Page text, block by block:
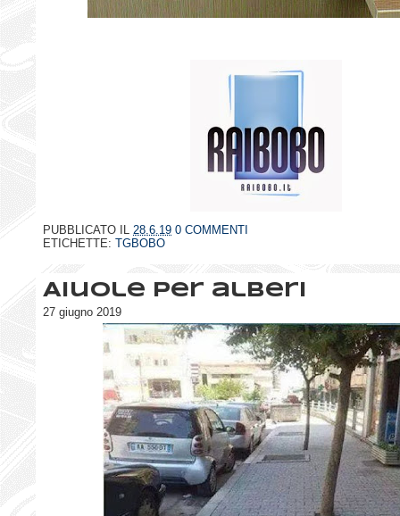
PUBBLICATO IL 28.6.19 0 COMMENTI
ETICHETTE: TGBOBO
Aiuole per alberi
27 giugno 2019